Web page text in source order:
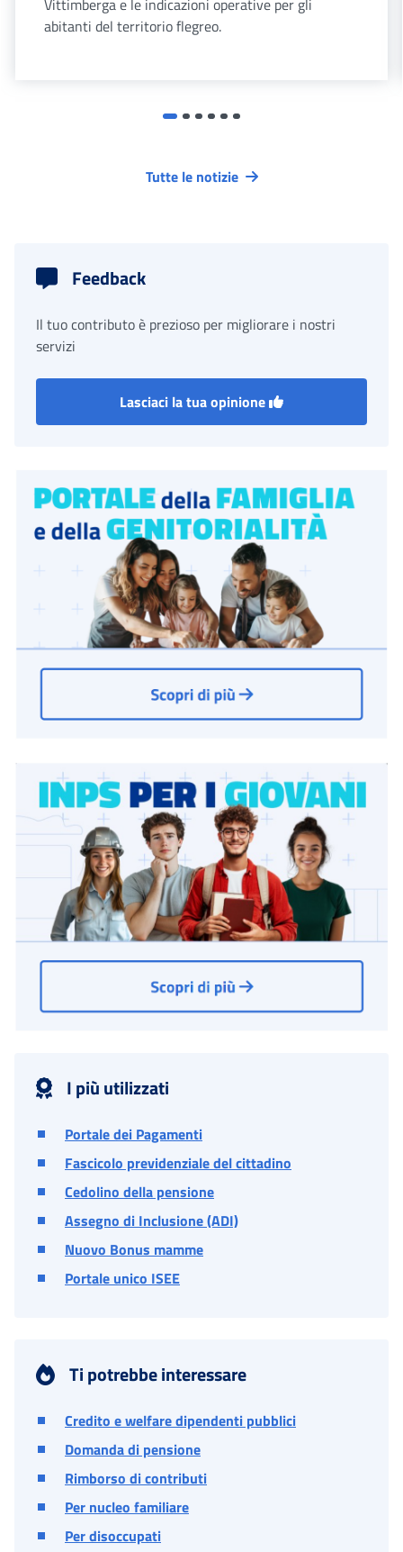
Vittimberga e le indicazioni operative per gli
abitanti del territorio flegreo.
Tutte le notizie
Feedback
Il tuo contributo è prezioso per migliorare i nostri
servizi
Lasciaci la tua opinione
I più utilizzati
Portale dei Pagamenti
Fascicolo previdenziale del cittadino
Cedolino della pensione
Assegno di Inclusione (ADI)
Nuovo Bonus mamme
Portale unico ISEE
Ti potrebbe interessare
Credito e welfare dipendenti pubblici
Domanda di pensione
Rimborso di contributi
Per nucleo familiare
Per disoccupati